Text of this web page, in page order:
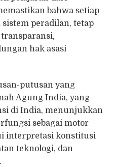
bahwa setiap
peradilan, tetap
hak asasi
putusan yang
Agung India, yang
di India, menunjukkan
sebagai motor
interpretasi konstitusi
teknologi, dan